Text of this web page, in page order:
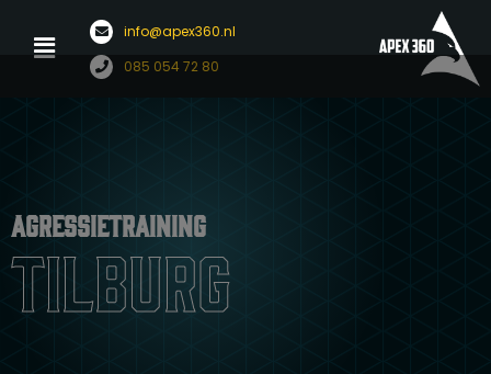
info@apex360.nl
085 054 72 80
Menu
Agressietraining
Tilburg